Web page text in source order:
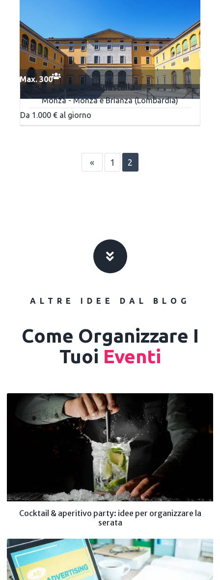
Max. 300
La Guastalla
Monza - Monza e Brianza (Lombardia)
Da 1.000 € al giorno
« 1 2
ALTRE IDEE DAL BLOG
Come Organizzare I
Tuoi Eventi
Cocktail & aperitivo party: idee per organizzare la
serata